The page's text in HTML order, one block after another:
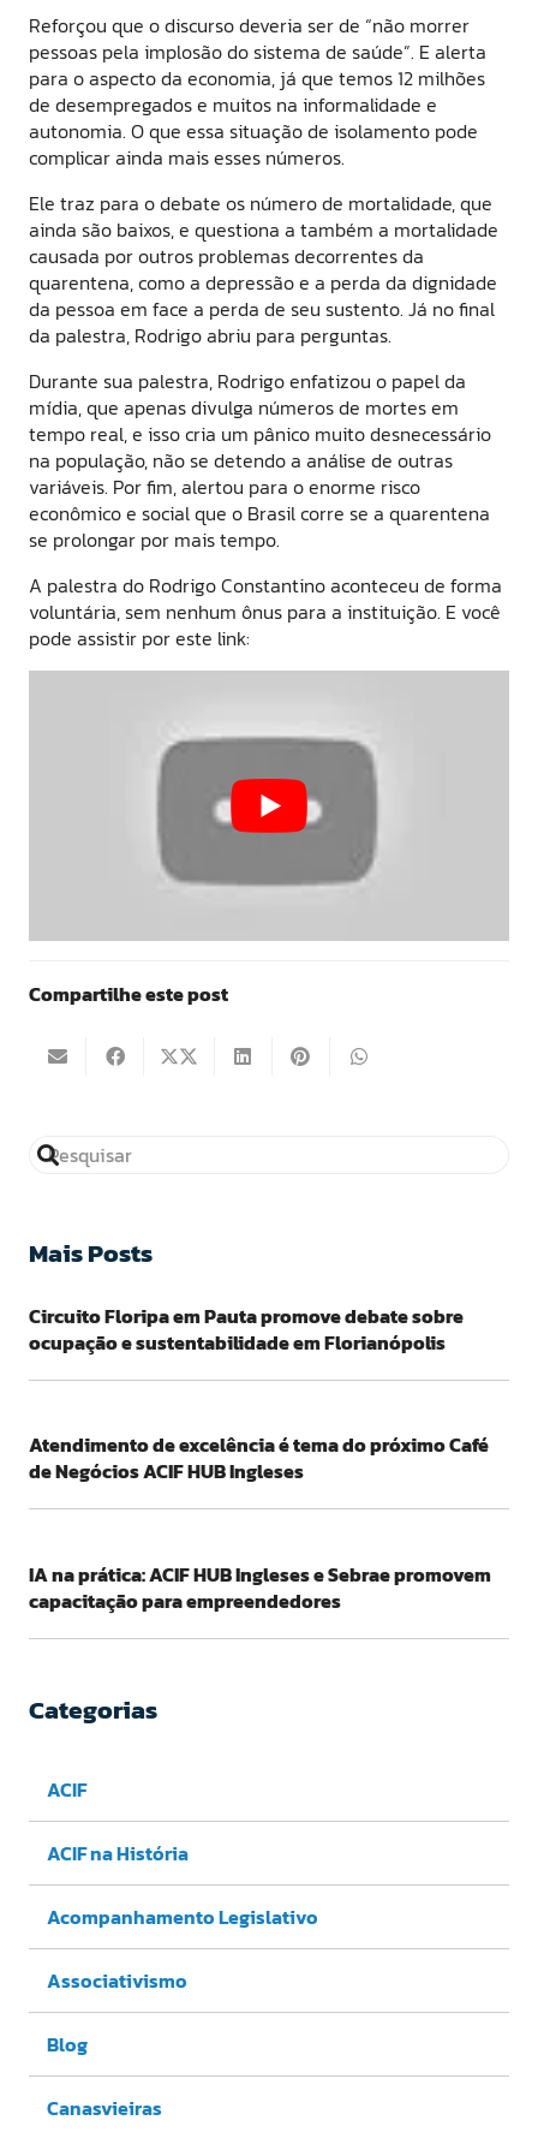
Reforçou que o discurso deveria ser de “não morrer
pessoas pela implosão do sistema de saúde”. E alerta
para o aspecto da economia, já que temos 12 milhões
de desempregados e muitos na informalidade e
autonomia. O que essa situação de isolamento pode
complicar ainda mais esses números.
Ele traz para o debate os número de mortalidade, que
ainda são baixos, e questiona a também a mortalidade
causada por outros problemas decorrentes da
quarentena, como a depressão e a perda da dignidade
da pessoa em face a perda de seu sustento. Já no final
da palestra, Rodrigo abriu para perguntas.
Durante sua palestra, Rodrigo enfatizou o papel da
mídia, que apenas divulga números de mortes em
tempo real, e isso cria um pânico muito desnecessário
na população, não se detendo a análise de outras
variáveis. Por fim, alertou para o enorme risco
econômico e social que o Brasil corre se a quarentena
se prolongar por mais tempo.
A palestra do Rodrigo Constantino aconteceu de forma
voluntária, sem nenhum ônus para a instituição. E você
pode assistir por este link:
Compartilhe este post
Mais Posts
Circuito Floripa em Pauta promove debate sobre
ocupação e sustentabilidade em Florianópolis
Atendimento de excelência é tema do próximo Café
de Negócios ACIF HUB Ingleses
IA na prática: ACIF HUB Ingleses e Sebrae promovem
capacitação para empreendedores
Categorias
ACIF
ACIF na História
Acompanhamento Legislativo
Associativismo
Blog
Canasvieiras